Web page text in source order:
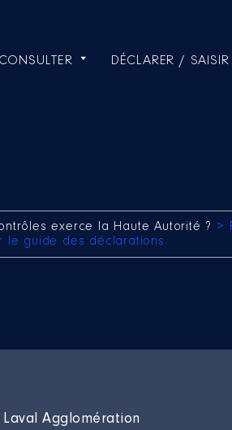
CONSULTER DÉCLARER / SAISIR
exerce la Haute Autorité ? >
le guide des déclarations
Agglomération